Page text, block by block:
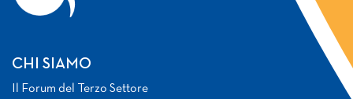
CHI SIAMO
Il Forum del Terzo Settore